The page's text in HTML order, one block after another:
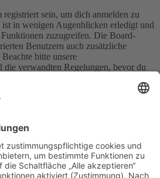
registriert sein, um dich anmelden zu
in wenigen Augenblicken erledigt und
zuzugreifen. Die Board-
Benutzern auch zusätzliche
bitte unsere
die verwandten Regelungen, bevor du
bewegst.